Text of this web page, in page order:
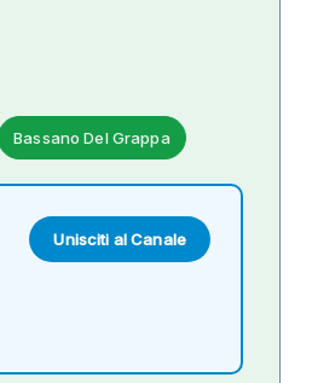
Bassano Del Grappa
Unisciti al Canale